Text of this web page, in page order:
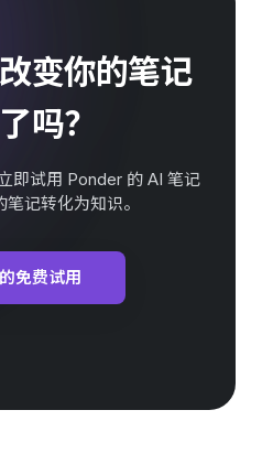
变你的笔记
吗？
即试用 Ponder 的 AI 笔记
记转化为知识。
免费试用